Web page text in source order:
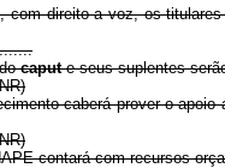
com direito a voz, os
capute seus suplentes
caberá prover o
contará com recursos